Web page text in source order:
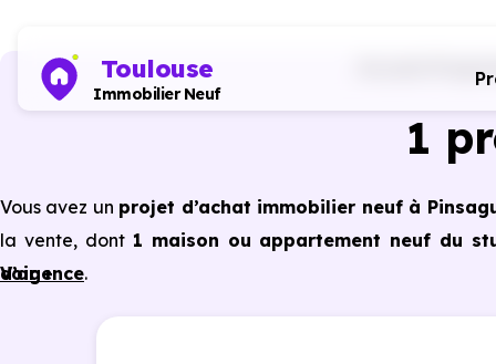
Toulouse
Immobilier Neuf
1
Vous avez un projet d’achat immobilier neuf à
la vente, dont 1 maison ou appartement neuf du
d’agence.
Voir +